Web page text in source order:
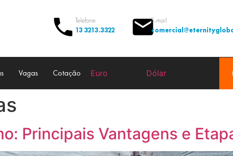
Telefone
13 3213.3322
E-mail
Vagas Cotação Euro Dólar
Principais Vantagens e